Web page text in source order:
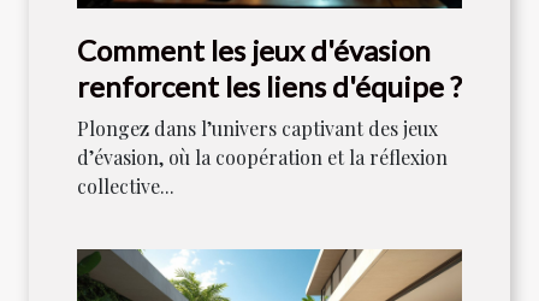
Comment les jeux d'évasion
renforcent les liens d'équipe ?
Plongez dans l’univers captivant des jeux
d’évasion, où la coopération et la réflexion
collective...